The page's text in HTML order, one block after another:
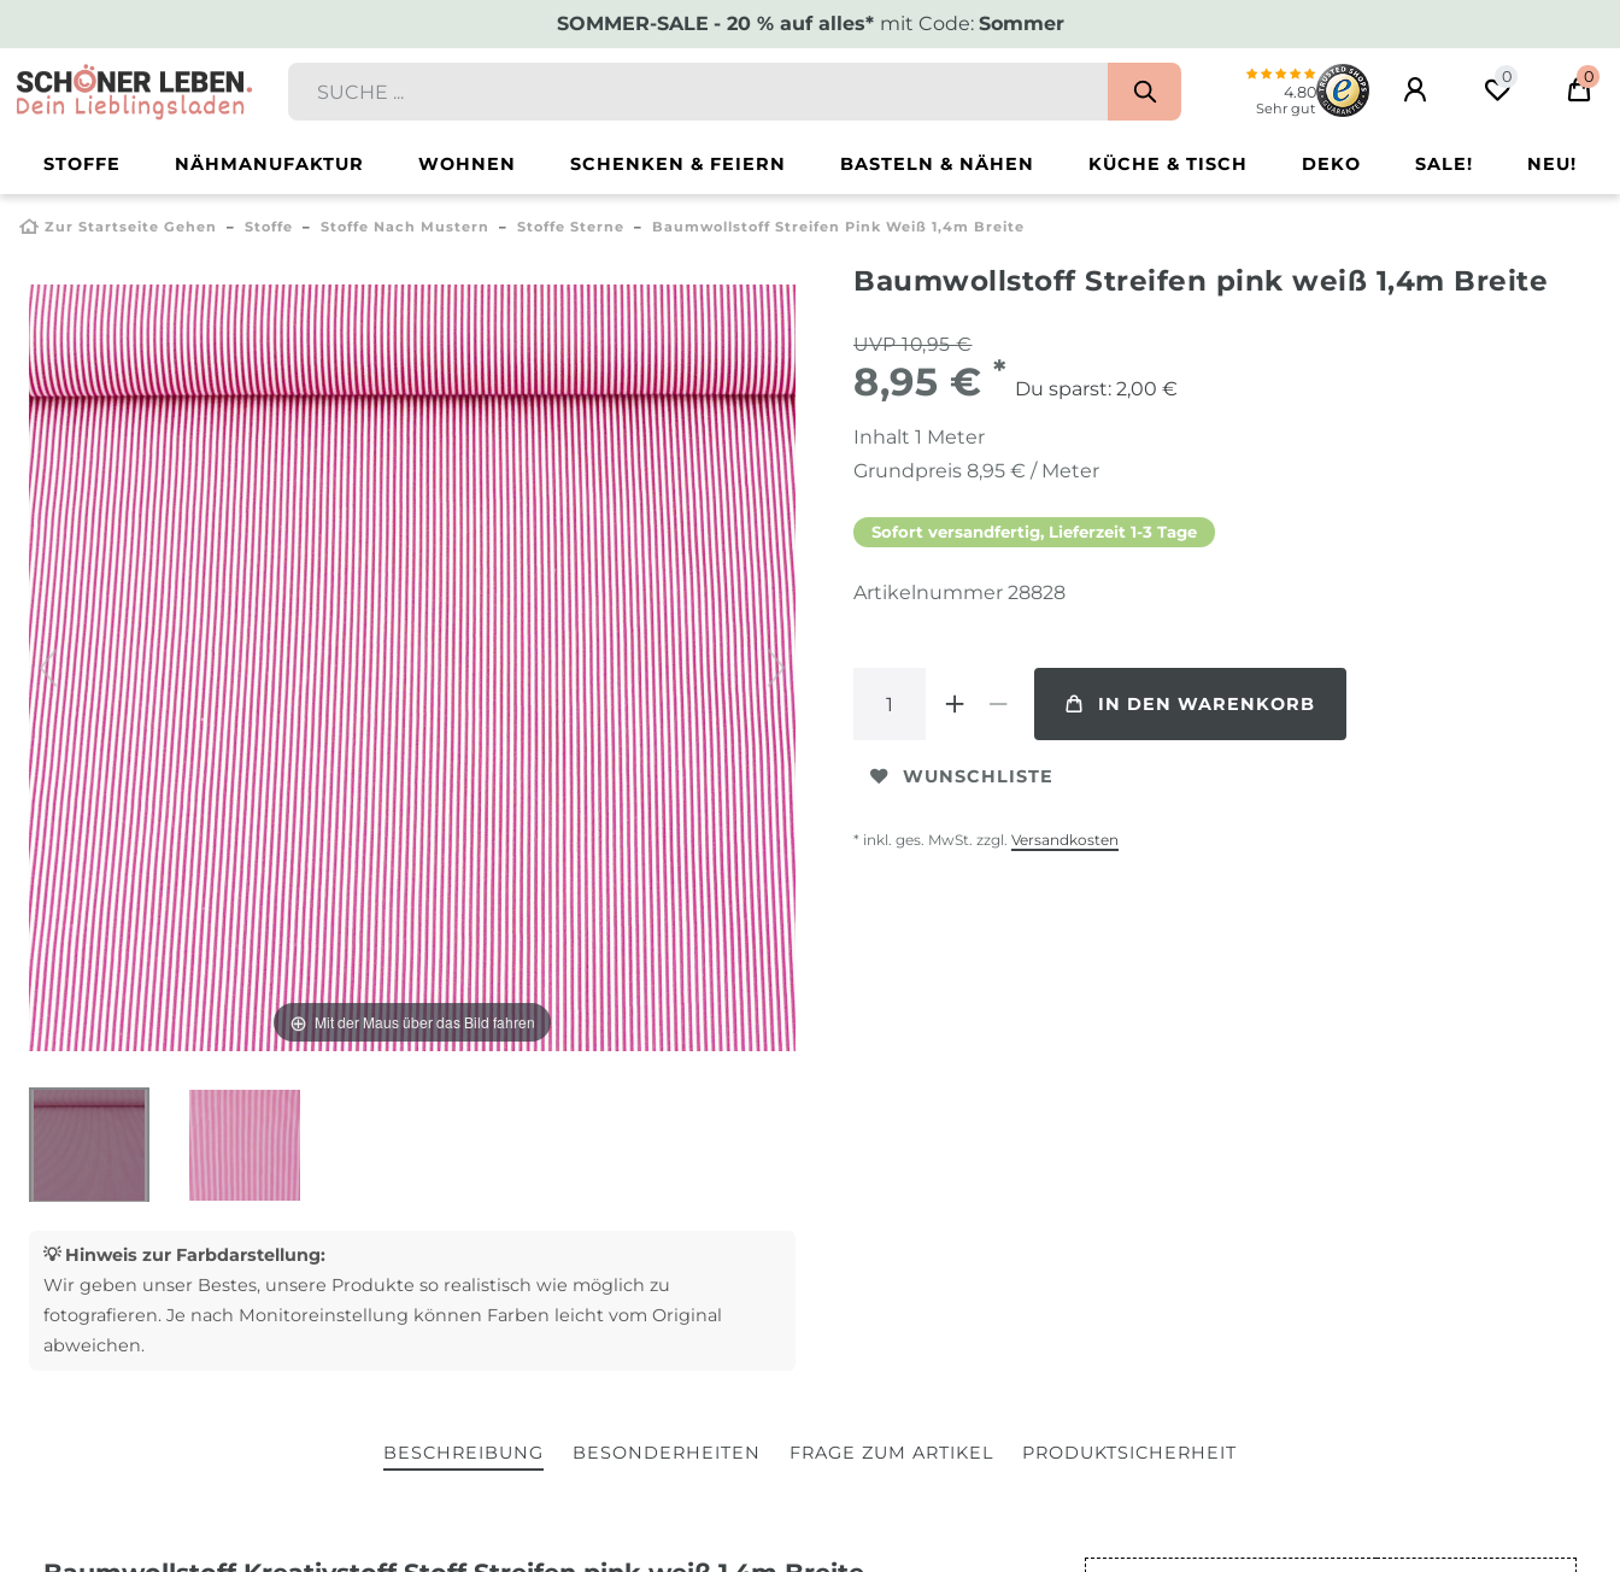
SOMMER-SALE - 20 % auf alles* mit Code: Sommer
4.80
Sehr gut
0 0
STOFFE NÄHMANUFAKTUR WOHNEN SCHENKEN & FEIERN BASTELN & NÄHEN KÜCHE & TISCH DEKO SALE! NEU!
Zur Startseite Gehen Stoffe Stoffe Nach Mustern Stoffe Sterne Baumwollstoff Streifen Pink Weiß 1,4m Breite
Mit der Maus über das Bild fahren
💡 Hinweis zur Farbdarstellung:
Wir geben unser Bestes, unsere Produkte so realistisch wie möglich zu
fotografieren. Je nach Monitoreinstellung können Farben leicht vom Original
abweichen.
Baumwollstoff Streifen pink weiß 1,4m Breite
UVP 10,95 €
8,95 € *
Du sparst: 2,00 €
Inhalt 1 Meter
Grundpreis 8,95 € / Meter
Sofort versandfertig, Lieferzeit 1-3 Tage
Artikelnummer 28828
IN DEN WARENKORB
WUNSCHLISTE
* inkl. ges. MwSt. zzgl. Versandkosten
BESCHREIBUNG BESONDERHEITEN FRAGE ZUM ARTIKEL PRODUKTSICHERHEIT